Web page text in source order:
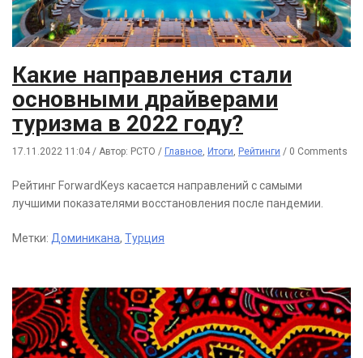
Какие направления стали
основными драйверами
туризма в 2022 году?
17.11.2022 11:04 / Автор: РСТО / Главное, Итоги, Рейтинги / 0 Comments
Рейтинг ForwardKeys касается направлений с самыми
лучшими показателями восстановления после пандемии.
Метки: Доминикана, Турция